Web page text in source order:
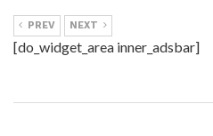
PREV NEXT
[do_widget_area inner_adsbar]